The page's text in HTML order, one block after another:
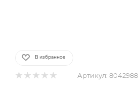
В избранное
Артикул: 8042988